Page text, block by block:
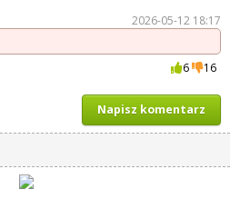
2026-05-12 18:17
6 16
Napisz komentarz